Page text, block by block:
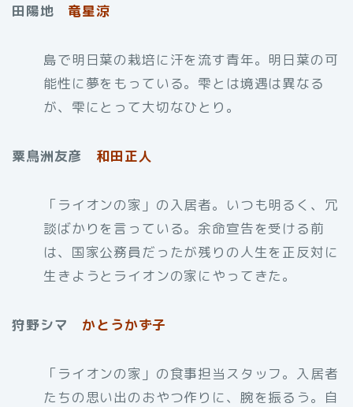
田陽地 竜星涼
島で明日葉の栽培に汗を流す青年。明日葉の可
能性に夢をもっている。雫とは境遇は異なる
が、雫にとって大切なひとり。
粟鳥洲友彦 和田正人
「ライオンの家」の入居者。いつも明るく、冗
談ばかりを言っている。余命宣告を受ける前
は、国家公務員だったが残りの人生を正反対に
生きようとライオンの家にやってきた。
狩野シマ かとうかず子
「ライオンの家」の食事担当スタッフ。入居者
たちの思い出のおやつ作りに、腕を振るう。自